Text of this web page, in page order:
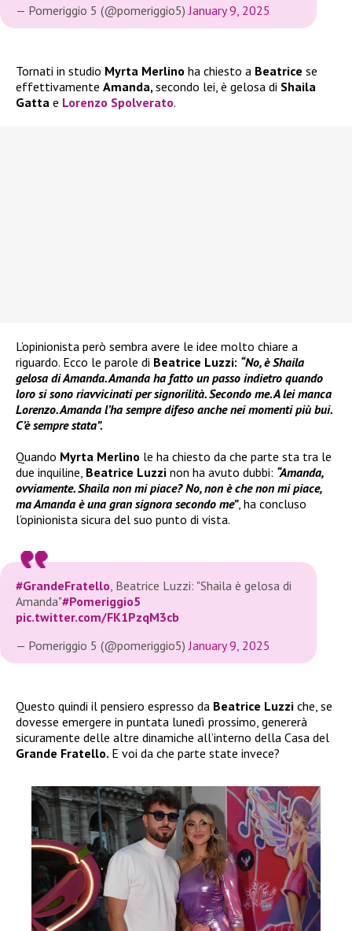
— Pomeriggio 5 (@pomeriggio5)January 9, 2025
Tornati in studio Myrta Merlino ha chiesto a Beatrice se
effettivamente Amanda,secondo lei, è gelosa di Shaila
Gatta e Lorenzo Spolverato.
L’opinionista però sembra avere le idee molto chiare a
riguardo. Ecco le parole di Beatrice Luzzi: “No, è Shaila
gelosa di Amanda. Amanda ha fatto un passo indietro quando
loro si sono riavvicinati per signorilità. Secondo me. A lei manca
Lorenzo. Amanda l’ha sempre difeso anche nei momenti più bui.
C’è sempre stata”.
Quando Myrta Merlino le ha chiesto da che parte sta tra le
due inquiline, Beatrice Luzzi non ha avuto dubbi: “Amanda,
ovviamente. Shaila non mi piace? No, non è che non mi piace,
ma Amanda è una gran signora secondo me”, ha concluso
l’opinionista sicura del suo punto di vista.
#GrandeFratello, Beatrice Luzzi: "Shaila è gelosa di
Amanda"#Pomeriggio5
pic.twitter.com/FK1PzqM3cb
— Pomeriggio 5 (@pomeriggio5)January 9, 2025
Questo quindi il pensiero espresso da Beatrice Luzzi che, se
dovesse emergere in puntata lunedì prossimo, genererà
sicuramente delle altre dinamiche all’interno della Casa del
Grande Fratello. E voi da che parte state invece?